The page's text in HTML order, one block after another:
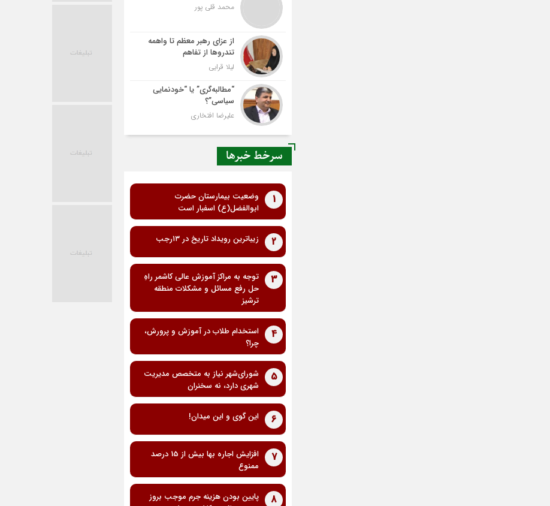
محمد قلی پور
از عزای رهبر معظم تا واهمه
تندروها از تفاهم
لیلا قرایی
“مطالبه‌گری” یا “خودنمایی
سیاسی”؟
علیرضا افتخاری
سرخط خبرها
1
وضعیت بیمارستان حضرت
ابوالفضل(ع) اسفبار است
2 زیباترین رویداد تاریخ در ۱۳رجب
3
توجه به مراکز آموزش عالی کاشمر راهِ
حل رفع مسائل و مشکلات منطقه
ترشیز
4
استخدام طلاب در آموزش و پرورش،
چرا؟
5
شورای‌شهر نیاز به متخصص مدیریت
شهری دارد، نه سخنران
6 این گوی و این میدان!
7
افزایش اجاره بها بیش از 15 درصد
ممنوع
8
پایین بودن هزینه جرم موجب بروز